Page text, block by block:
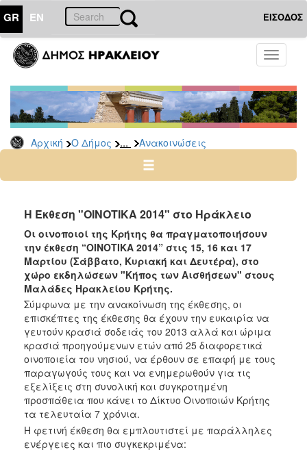
GR EN ΕΙΣΟΔΟΣ
Toggle
Αρχική Ο Δήμος ... Ανακοινώσεις
ΔΗΜΟΣ
Υπηρεσίες
Φορείς
Δημοτικές
Υπηρεσίες
Ηλεκτρονική
Σχολικές
Επιτροπές
Αγροτική
Ανάπτυξη
Ανακοινώσεις
Προγράμματα
Προσχολική
Αγωγή
Κοιμητήρια
Κέντρο
Οικογένειας
Η Έκθεση "ΟΙΝΟΤΙΚΑ 2014" στο Ηράκλειο
Οι οινοποιοί της Κρήτης θα πραγματοποιήσουν
την έκθεση “ΟΙΝΟΤΙΚΑ 2014” στις 15, 16 και 17
Μαρτίου (Σάββατο, Κυριακή και Δευτέρα), στο
χώρο εκδηλώσεων "Κήπος των Αισθήσεων" στους
Μαλάδες Ηρακλείου Κρήτης.
Σύμφωνα με την ανακοίνωση της έκθεσης, οι
επισκέπτες της έκθεσης θα έχουν την ευκαιρία να
γευτούν κρασιά σοδειάς του 2013 αλλά και ώριμα
κρασιά προηγούμενων ετών από 25 διαφορετικά
οινοποιεία του νησιού, να έρθουν σε επαφή με τους
παραγωγούς τους και να ενημερωθούν για τις
εξελίξεις στη συνολική και συγκροτημένη
προσπάθεια που κάνει το Δίκτυο Οινοποιών Κρήτης
τα τελευταία 7 χρόνια.
Η φετινή έκθεση θα εμπλουτιστεί με παράλληλες
ενέργειες και πιο συγκεκριμένα: